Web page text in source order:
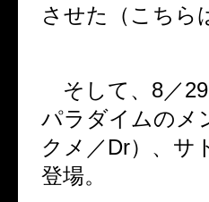
させた（こちら
そして、8／
パラダイムのメ
クメ／Dr）、サ
登場。